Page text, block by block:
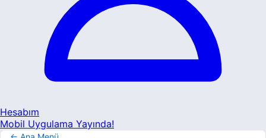
Hesabım
Mobil Uygulama Yayında!